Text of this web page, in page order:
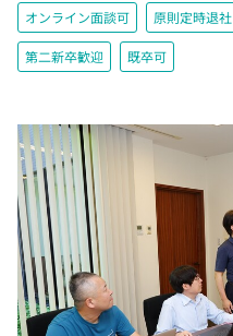
オンライン面談可 原則定時退社
第二新卒歓迎 既卒可